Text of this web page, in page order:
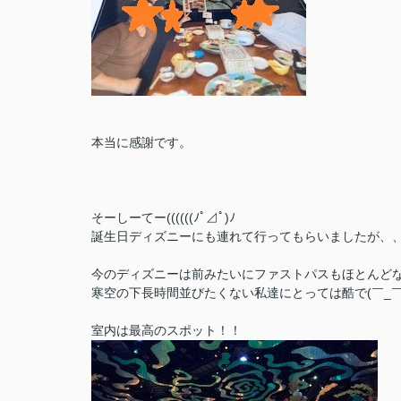
本当に感謝です。
そーしーてー((((((ﾉﾟ⊿ﾟ)ﾉ
誕生日ディズニーにも連れて行ってもらいましたが、、
今のディズニーは前みたいにファストパスもほとんど
寒空の下長時間並びたくない私達にとっては酷で(￣_
室内は最高のスポット！！